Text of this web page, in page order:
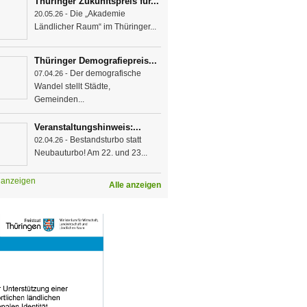
20.05.26 - Die „Akademie
Ländlicher Raum“ im Thüringer...
Thüringer Demografiepreis...
07.04.26 - Der demografische
Wandel stellt Städte,
Gemeinden...
Veranstaltungshinweis:...
02.04.26 - Bestandsturbo statt
Neubauturbo! Am 22. und 23...
Alle anzeigen